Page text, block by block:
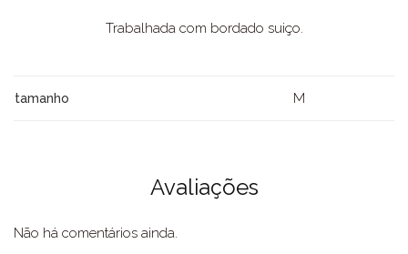
Trabalhada com bordado suiço.
tamanho M
Avaliações
Não há comentários ainda.